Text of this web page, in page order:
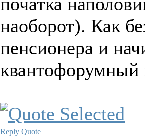
початка
наоборот). Как
пенсионера и
квантофорумный
Reply Quote